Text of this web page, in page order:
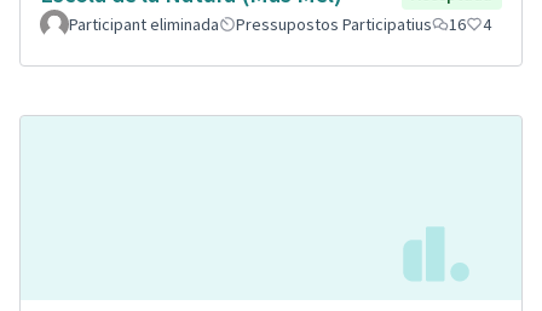
Participant eliminada
Pressupostos Participatius 16 4